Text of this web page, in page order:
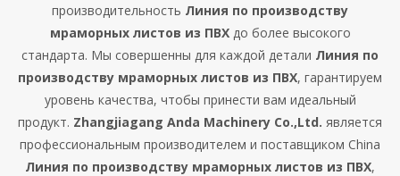
производительность Линия по производству
мраморных листов из ПВХдо более высокого
стандарта. Мы совершенны для каждой детали Линия по
производству мраморных листов из ПВХ, гарантируем
уровень качества, чтобы принести вам идеальный
продукт. Zhangjiagang Anda Machinery Co.,Ltd. является
профессиональным производителем и поставщиком China
Линия по производству мраморных листов из ПВХ,